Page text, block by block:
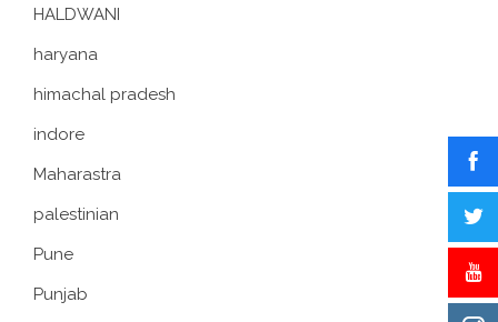
HALDWANI
haryana
himachal pradesh
indore
Maharastra
palestinian
Pune
Punjab